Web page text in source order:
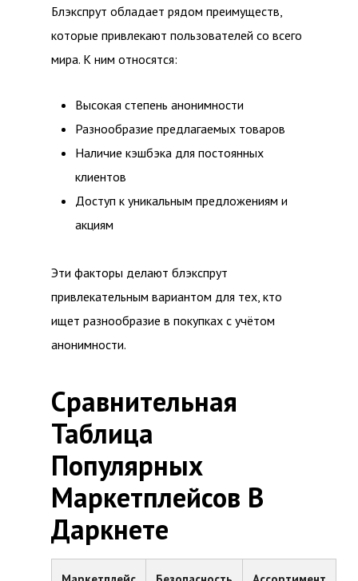
Блэкспрут обладает рядом преимуществ,
которые привлекают пользователей со всего
мира. К ним относятся:
Высокая степень анонимности
Разнообразие предлагаемых товаров
Наличие кэшбэка для постоянных
клиентов
Доступ к уникальным предложениям и
акциям
Эти факторы делают блэкспрут
привлекательным вариантом для тех, кто
ищет разнообразие в покупках с учётом
анонимности.
Сравнительная
Таблица
Популярных
Маркетплейсов В
Даркнете